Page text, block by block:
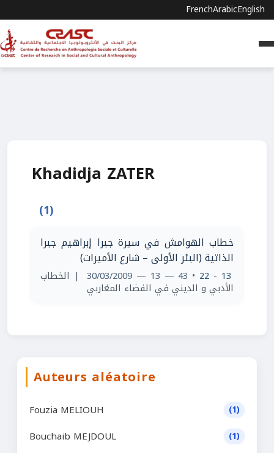
FrenchArabicEnglish
Khadidja ZATER
(1)
خطاب الهوامش في سيرة جبرا إبراهيم جبرا
الذاتية (البئر الأولى – شارع الأميرات)
13 - 22
• 43 — 13 — 30/03/2009 | الخطاب
الأدبي و الديني في الفضاء المغاربي
Auteurs aléatoire
Fouzia MELIOUH (1)
Bouchaib MEJDOUL (1)